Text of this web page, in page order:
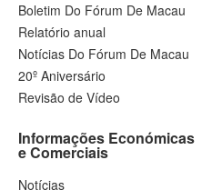
Boletim Do Fórum De Macau
Relatório anual
Notícias Do Fórum De Macau
20º Aniversário
Revisão de Vídeo
Informações Económicas
e Comerciais
Notícias